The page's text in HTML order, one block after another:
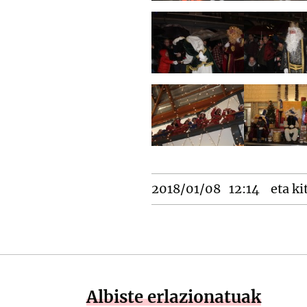
2018/01/08 12:14 eta
Albiste erlazionatuak